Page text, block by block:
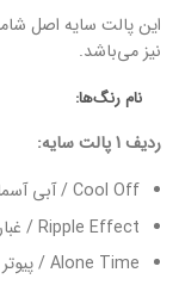
این پالت سایه اصل
نیز می‌باشد.
نام رنگ‌ها:
ردیف 1 پالت سایه:
Cool Off / آبی آسمانی روشن
Ripple Effect / غبار صبحگاهی روشن
Alone Time / پیوتر یخی روشن